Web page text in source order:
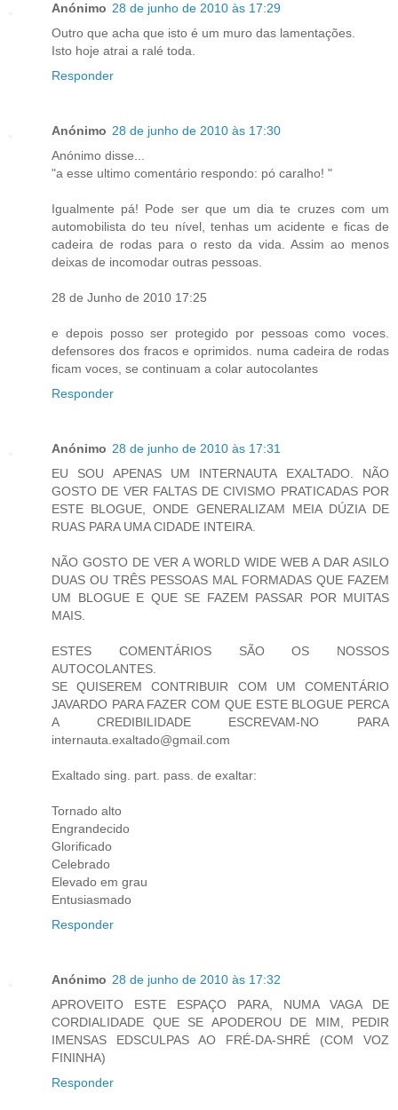
Anónimo 28 de junho de 2010 às 17:29
Outro que acha que isto é um muro das lamentações.
Isto hoje atrai a ralé toda.
Responder
Anónimo 28 de junho de 2010 às 17:30
Anónimo disse...
"a esse ultimo comentário respondo: pó caralho! "
Igualmente pá! Pode ser que um dia te cruzes com um
automobilista do teu nível, tenhas um acidente e ficas de
cadeira de rodas para o resto da vida. Assim ao menos
deixas de incomodar outras pessoas.
28 de Junho de 2010 17:25
e depois posso ser protegido por pessoas como voces.
defensores dos fracos e oprimidos. numa cadeira de rodas
ficam voces, se continuam a colar autocolantes
Responder
Anónimo 28 de junho de 2010 às 17:31
EU SOU APENAS UM INTERNAUTA EXALTADO. NÃO
GOSTO DE VER FALTAS DE CIVISMO PRATICADAS POR
ESTE BLOGUE, ONDE GENERALIZAM MEIA DÚZIA DE
RUAS PARA UMA CIDADE INTEIRA.
NÃO GOSTO DE VER A WORLD WIDE WEB A DAR ASILO
DUAS OU TRÊS PESSOAS MAL FORMADAS QUE FAZEM
UM BLOGUE E QUE SE FAZEM PASSAR POR MUITAS
MAIS.
ESTES COMENTÁRIOS SÃO OS NOSSOS
AUTOCOLANTES.
SE QUISEREM CONTRIBUIR COM UM COMENTÁRIO
JAVARDO PARA FAZER COM QUE ESTE BLOGUE PERCA
A CREDIBILIDADE ESCREVAM-NO PARA
internauta.exaltado@gmail.com
Exaltado sing. part. pass. de exaltar:
Tornado alto
Engrandecido
Glorificado
Celebrado
Elevado em grau
Entusiasmado
Responder
Anónimo 28 de junho de 2010 às 17:32
APROVEITO ESTE ESPAÇO PARA, NUMA VAGA DE
CORDIALIDADE QUE SE APODEROU DE MIM, PEDIR
IMENSAS EDSCULPAS AO FRÉ-DA-SHRÉ (COM VOZ
FININHA)
Responder